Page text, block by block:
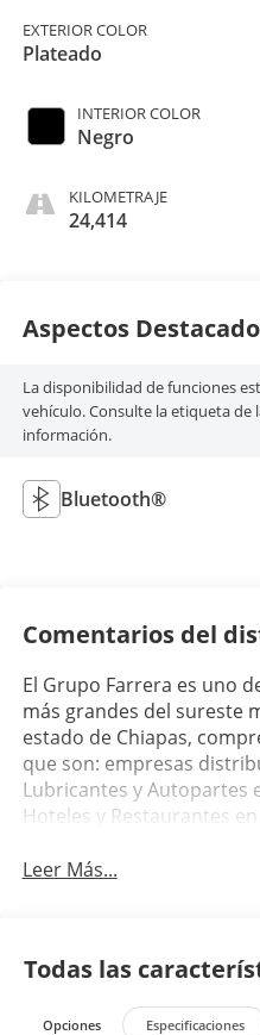
EXTERIOR COLOR
Plateado
INTERIOR COLOR
Negro
KILOMETRAJE
24,414
Aspectos
La disponibilidad de funciones
vehículo. Consulte la etiqueta de
información.
Bluetooth®
Comentarios del
El Grupo Farrera es uno
más grandes del sureste
estado de Chiapas,
que son: empresas
Lubricantes y Autopartes
Hoteles y Restaurantes
Leer Más...
Todas las
Opciones Especificaciones